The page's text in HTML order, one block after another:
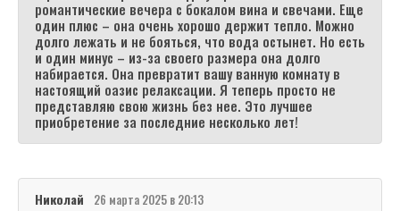
романтические вечера с бокалом вина и свечами. Еще
один плюс – она очень хорошо держит тепло. Можно
долго лежать и не бояться, что вода остынет. Но есть
и один минус – из-за своего размера она долго
набирается. Она превратит вашу ванную комнату в
настоящий оазис релаксации. Я теперь просто не
представляю свою жизнь без нее. Это лучшее
приобретение за последние несколько лет!
Николай 26 марта 2025 в 20:13